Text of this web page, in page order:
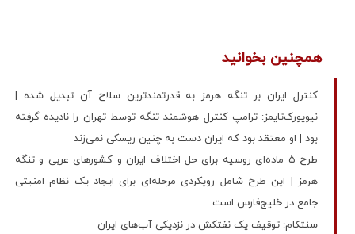
همچنین بخوانید
کنترل ایران بر تنگه هرمز به قدرتمندترین سلاح آن تبدیل شده |
نیویورک‌تایمز: ترامپ کنترل هوشمند تنگه توسط تهران را نادیده گرفته
بود | او معتقد بود که ایران دست به چنین ریسکی نمی‌زند
طرح ۵ ماده‌ای روسیه برای حل اختلاف ایران و کشورهای عربی و تنگه
هرمز | این طرح شامل رویکردی مرحله‌ای برای ایجاد یک نظام امنیتی
جامع در خلیج‌فارس است
سنتکام: توقیف یک نفتکش در نزدیکی آب‌های ایران